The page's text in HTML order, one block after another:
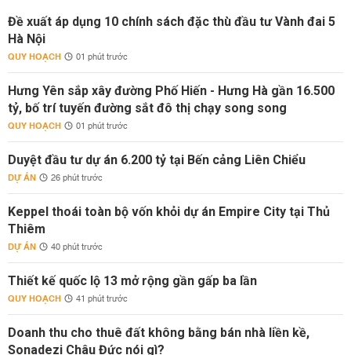
Đề xuất áp dụng 10 chính sách đặc thù đầu tư Vành đai 5
Hà Nội
QUY HOẠCH 01 phút trước
Hưng Yên sắp xây đường Phố Hiến - Hưng Hà gần 16.500
tỷ, bố trí tuyến đường sắt đô thị chạy song song
QUY HOẠCH 01 phút trước
Duyệt đầu tư dự án 6.200 tỷ tại Bến cảng Liên Chiểu
DỰ ÁN 26 phút trước
Keppel thoái toàn bộ vốn khỏi dự án Empire City tại Thủ
Thiêm
DỰ ÁN 40 phút trước
Thiết kế quốc lộ 13 mở rộng gần gấp ba lần
QUY HOẠCH 41 phút trước
Doanh thu cho thuê đất không bằng bán nhà liền kề,
Sonadezi Châu Đức nói gì?